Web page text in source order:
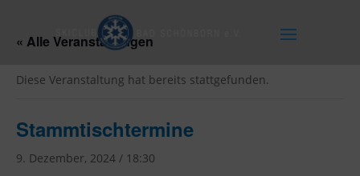
« Alle Veranstaltungen
Diese Veranstaltung hat bereits stattgefunden.
Stammtischtermine
9. Dezember, 2024 / 18:30